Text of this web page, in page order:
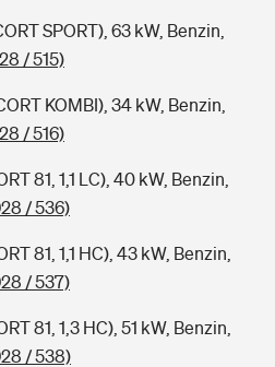
SPORT), 63 kW, Benzin,
/ 515)
KOMBI), 34 kW, Benzin,
/ 516)
81, 1,1 LC), 40 kW, Benzin,
/ 536)
81, 1,1 HC), 43 kW, Benzin,
/ 537)
81, 1,3 HC), 51 kW, Benzin,
/ 538)